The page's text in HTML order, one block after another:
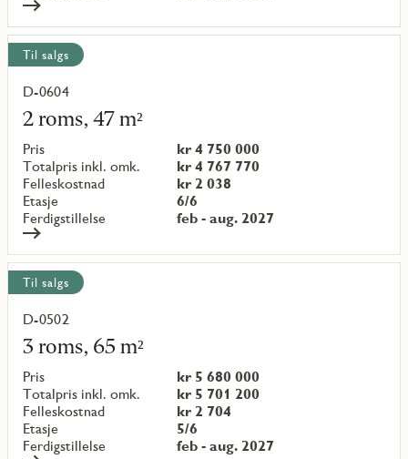
Til salgs
D-0604
2 roms, 47 m²
Pris
kr 4 750 000
Totalpris inkl. omk.
kr 4 767 770
Felleskostnad
kr 2 038
Etasje
6/6
Ferdigstillelse
feb - aug. 2027
Les
mer
om
objekt
{objectNumber}
Til salgs
D-0502
3 roms, 65 m²
Pris
kr 5 680 000
Totalpris inkl. omk.
kr 5 701 200
Felleskostnad
kr 2 704
Etasje
5/6
Ferdigstillelse
feb - aug. 2027
Les
mer
om
objekt
{objectNumber}